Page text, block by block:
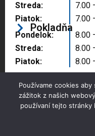
Streda:
Piatok:
7.00
7.00
Pokladňa
Pondelok:
Streda:
Piatok:
8.00
8.00
8.00
Copyright © 2025
Používame cookies
zážitok z našich
používaní tejto stránky